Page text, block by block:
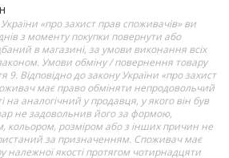
«про захист прав споживачів» ви
з моменту покупки повернути або
в магазині, за умови виконання всіх
Умови обміну / повернення товару
9. Відповідно до закону України «про захист
має право обміняти непродовольчий
на аналогічний у продавця, у якого він був
не задовольнив його за формою,
кольором, розміром або з інших причин не
за призначенням. Споживач має
належної якості протягом чотирнадцяти